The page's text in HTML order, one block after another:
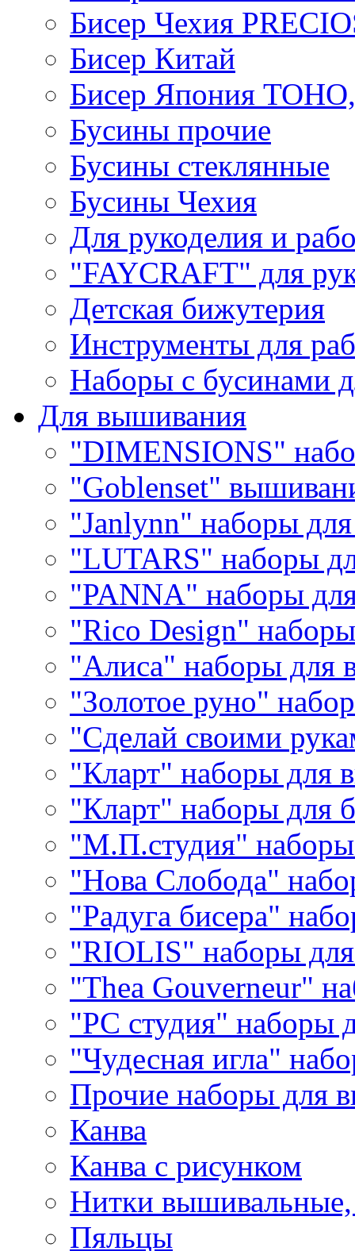
Бисер Чехия
Бисер Китай
Бисер Япония
Бусины прочие
Бусины стеклянные
Бусины Чехия
Для рукоделия и
"FAYCRAFT" для
Детская бижутерия
Инструменты для
Наборы с бусинами
Для вышивания
"DIMENSIONS"
"Goblenset"
"Janlynn" наборы
"LUTARS" наборы
"PANNA" наборы
"Rico Design"
"Алиса" наборы для
"Золотое руно"
"Сделай своими
"Кларт" наборы для
"Кларт" наборы для
"М.П.студия"
"Нова Слобода"
"Радуга бисера"
"RIOLIS" наборы
"Thea Gouverneur"
"РС студия" наборы
"Чудесная игла"
Прочие наборы для
Канва
Канва с рисунком
Нитки
Пяльцы